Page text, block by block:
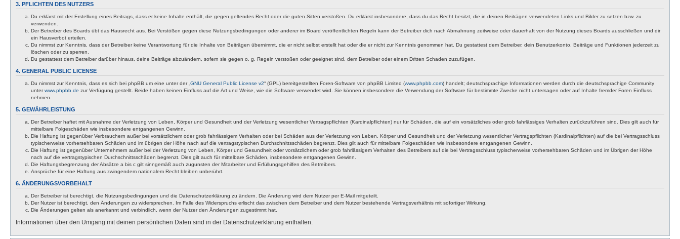
3. PFLICHTEN DES NUTZERS
Du erklärst mit der Erstellung eines Beitrags, dass er keine Inhalte enthält, die gegen geltendes Recht oder die guten Sitten verstoßen. Du erklärst insbesondere, dass du das Recht besitzt, die in deinen Beiträgen verwendeten Links und Bilder zu setzen bzw. zu
verwenden.
Der Betreiber des Boards übt das Hausrecht aus. Bei Verstößen gegen diese Nutzungsbedingungen oder anderer im Board veröffentlichten Regeln kann der Betreiber dich nach Abmahnung zeitweise oder dauerhaft von der Nutzung dieses Boards ausschließen und dir
ein Hausverbot erteilen.
Du nimmst zur Kenntnis, dass der Betreiber keine Verantwortung für die Inhalte von Beiträgen übernimmt, die er nicht selbst erstellt hat oder die er nicht zur Kenntnis genommen hat. Du gestattest dem Betreiber, dein Benutzerkonto, Beiträge und Funktionen jederzeit zu
löschen oder zu sperren.
Du gestattest dem Betreiber darüber hinaus, deine Beiträge abzuändern, sofern sie gegen o. g. Regeln verstoßen oder geeignet sind, dem Betreiber oder einem Dritten Schaden zuzufügen.
4. GENERAL PUBLIC LICENSE
Du nimmst zur Kenntnis, dass es sich bei phpBB um eine unter der „ GNU General Public License v2“ (GPL) bereitgestellten Foren-Software von phpBB Limited (www.phpbb.com) handelt; deutschsprachige Informationen werden durch die deutschsprachige Community
unterwww.phpbb.de zur Verfügung gestellt. Beide haben keinen Einfluss auf die Art und Weise, wie die Software verwendet wird. Sie können insbesondere die Verwendung der Software für bestimmte Zwecke nicht untersagen oder auf Inhalte fremder Foren Einfluss
nehmen.
5. GEWÄHRLEISTUNG
Der Betreiber haftet mit Ausnahme der Verletzung von Leben, Körper und Gesundheit und der Verletzung wesentlicher Vertragspflichten (Kardinalpflichten) nur für Schäden, die auf ein vorsätzliches oder grob fahrlässiges Verhalten zurückzuführen sind. Dies gilt auch für
mittelbare Folgeschäden wie insbesondere entgangenen Gewinn.
Die Haftung ist gegenüber Verbrauchern außer bei vorsätzlichem oder grob fahrlässigem Verhalten oder bei Schäden aus der Verletzung von Leben, Körper und Gesundheit und der Verletzung wesentlicher Vertragspflichten (Kardinalpflichten) auf die bei Vertragsschluss
typischerweise vorhersehbaren Schäden und im übrigen der Höhe nach auf die vertragstypischen Durchschnittsschäden begrenzt. Dies gilt auch für mittelbare Folgeschäden wie insbesondere entgangenen Gewinn.
Die Haftung ist gegenüber Unternehmern außer bei der Verletzung von Leben, Körper und Gesundheit oder vorsätzlichem oder grob fahrlässigem Verhalten des Betreibers auf die bei Vertragsschluss typischerweise vorhersehbaren Schäden und im Übrigen der Höhe
nach auf die vertragstypischen Durchschnittsschäden begrenzt. Dies gilt auch für mittelbare Schäden, insbesondere entgangenen Gewinn.
Die Haftungsbegrenzung der Absätze a bis c gilt sinngemäß auch zugunsten der Mitarbeiter und Erfüllungsgehilfen des Betreibers.
Ansprüche für eine Haftung aus zwingendem nationalem Recht bleiben unberührt.
6. ÄNDERUNGSVORBEHALT
Der Betreiber ist berechtigt, die Nutzungsbedingungen und die Datenschutzerklärung zu ändern. Die Änderung wird dem Nutzer per E-Mail mitgeteilt.
Der Nutzer ist berechtigt, den Änderungen zu widersprechen. Im Falle des Widerspruchs erlischt das zwischen dem Betreiber und dem Nutzer bestehende Vertragsverhältnis mit sofortiger Wirkung.
Die Änderungen gelten als anerkannt und verbindlich, wenn der Nutzer den Änderungen zugestimmt hat.
Informationen über den Umgang mit deinen persönlichen Daten sind in der Datenschutzerklärung enthalten.